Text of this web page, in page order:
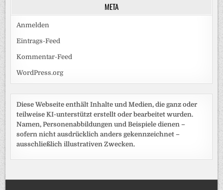
META
Anmelden
Eintrags-Feed
Kommentar-Feed
WordPress.org
Diese Webseite enthält Inhalte und Medien, die ganz oder
teilweise KI-unterstützt erstellt oder bearbeitet wurden.
Namen, Personenabbildungen und Beispiele dienen –
sofern nicht ausdrücklich anders gekennzeichnet –
ausschließlich illustrativen Zwecken.